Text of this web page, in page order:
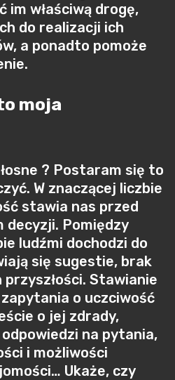
im właściwą drogę,
do realizacji ich
a ponadto pomoże
moja
? Postaram się to
W znaczącej liczbie
stawia nas przed
decyzji. Pomiędzy
ludźmi dochodzi do
się sugestie, brak
przyszłości. Stawianie
o uczciwość
o jej zdrady,
na pytania,
i możliwości
Ukaże, czy